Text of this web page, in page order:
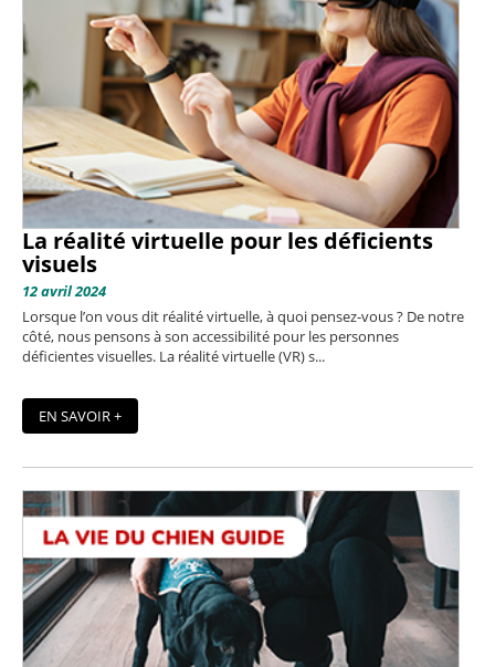
La réalité virtuelle pour les déficients
visuels
12 avril 2024
Lorsque l’on vous dit réalité virtuelle, à quoi pensez-vous ? De notre
côté, nous pensons à son accessibilité pour les personnes
déficientes visuelles. La réalité virtuelle (VR) s...
EN SAVOIR +